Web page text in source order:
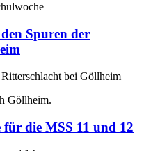
Spuren der
Göllheim.
für die MSS 11 und 12